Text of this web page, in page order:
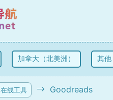
加拿大（北美洲） 其他
在线工具 Goodreads